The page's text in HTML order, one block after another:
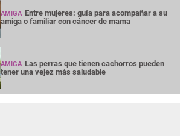
AMIGA Entre mujeres: guía para acompañar a su
amiga o familiar con cáncer de mama
AMIGA Las perras que tienen cachorros pueden
tener una vejez más saludable